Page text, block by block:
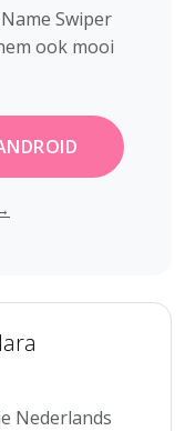
Swiper
ook mooi
Nederlands